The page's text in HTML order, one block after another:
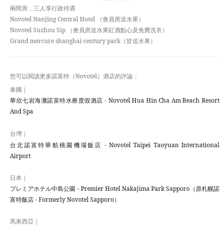
兩間房，三人享行政待遇
Novotel Nanjing Central Hotel （會員房送水果）
Novotel Suzhou Sip （會員房送水果紅酒點心及免費洗衣）
Grand mercure shanghai century park（皆送水果）
您可以閱讀更多諾富特（Novotel）酒店的評論：
泰國｜
華欣七岩海灘諾富特水療度假酒店 - Novotel Hua Hin Cha Am Beach Resort
And Spa
台灣｜
台北諾富特華航桃園機場飯店 - Novotel Taipei Taoyuan International
Airport
日本｜
プレミアホテル中島公園 - Premier Hotel Nakajima Park Sapporo（原札幌諾
富特飯店 - Formerly Novotel Sapporo）
馬來西亞｜